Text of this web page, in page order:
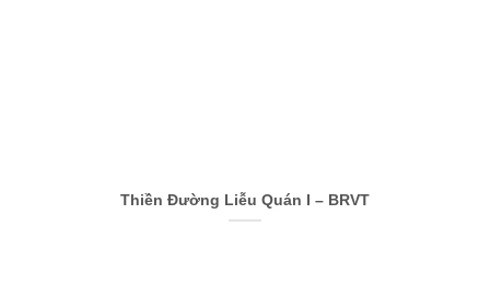
Thiền Đường Liễu Quán I – BRVT